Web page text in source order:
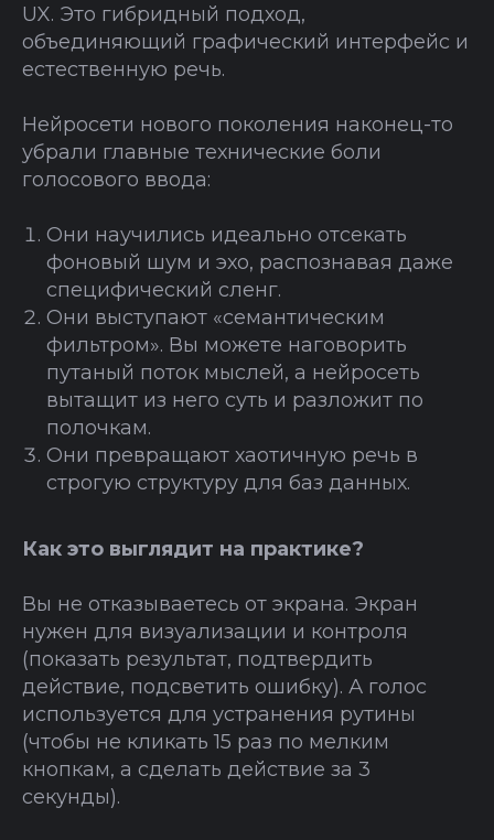
UX. Это гибридный подход,
объединяющий графический интерфейс и
естественную речь.
Нейросети нового поколения наконец-то
убрали главные технические боли
голосового ввода:
Они научились идеально отсекать
фоновый шум и эхо, распознавая даже
специфический сленг.
Они выступают «семантическим
фильтром». Вы можете наговорить
путаный поток мыслей, а нейросеть
вытащит из него суть и разложит по
полочкам.
Они превращают хаотичную речь в
строгую структуру для баз данных.
Как это выглядит на практике?
Вы не отказываетесь от экрана. Экран
нужен для визуализации и контроля
(показать результат, подтвердить
действие, подсветить ошибку). А голос
используется для устранения рутины
(чтобы не кликать 15 раз по мелким
кнопкам, а сделать действие за 3
секунды).